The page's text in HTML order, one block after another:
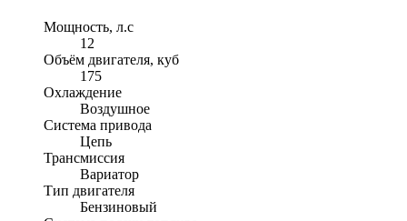
Мощность, л.с
12
Объём двигателя, куб
175
Охлаждение
Воздушное
Система привода
Цепь
Трансмиссия
Вариатор
Тип двигателя
Бензиновый